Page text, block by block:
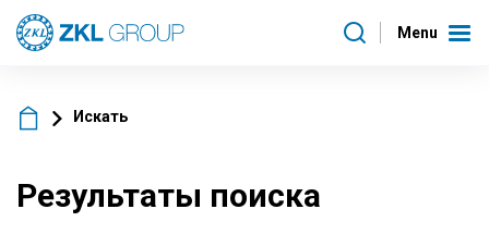
Menu
Искать
Результаты поиска